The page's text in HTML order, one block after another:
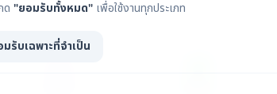
ด "ยอมรับทั้งหมด" เพื่อใช้งานทุกประเภท
มรับเฉพาะที่จำเป็น